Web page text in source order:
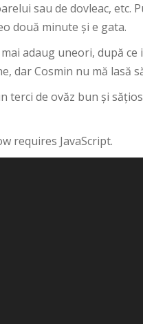
sau de dovleac, etc.
două minute și e gata.
adaug uneori, după
dar Cosmin nu mă lasă
terci de ovăz bun și
requires JavaScript.